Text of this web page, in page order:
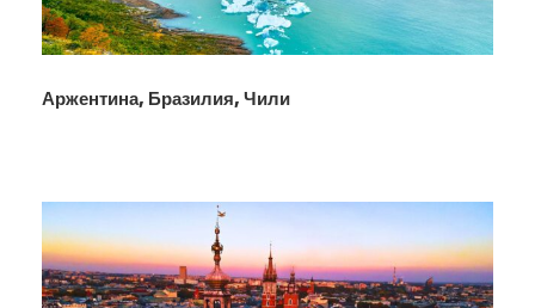
Аржентина, Бразилия, Чили